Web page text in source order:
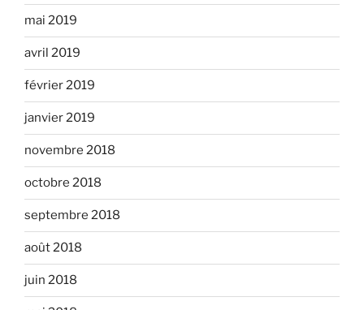
mai 2019
avril 2019
février 2019
janvier 2019
novembre 2018
octobre 2018
septembre 2018
août 2018
juin 2018